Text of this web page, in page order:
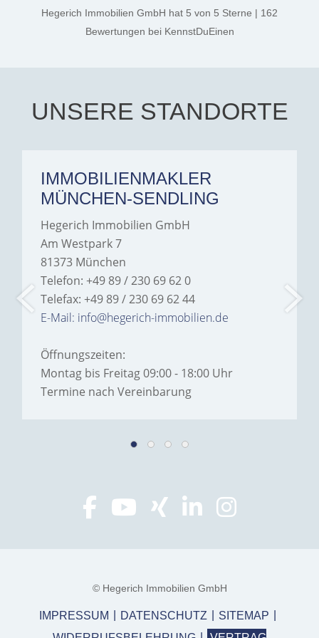
thanks, and a huge part of
the credit goes to Amelie
Jamrowâ€”she was
exceptionally professional,
Hegerich Immobilien to
anyone looking for a home.
Hegerich Immobilien GmbH hat 5 von 5 Sterne | 162
Bewertungen bei KennstDuEinen
UNSERE STANDORTE
IMMOBILIENMAKLER
MÜNCHEN-SENDLING
Hegerich Immobilien GmbH
Am Westpark 7
81373 München
Telefon: +49 89 / 230 69 62 0
Telefax: +49 89 / 230 69 62 44
E-Mail: info@hegerich-immobilien.de
Öffnungszeiten:
Montag bis Freitag 09:00 - 18:00 Uhr
Termine nach Vereinbarung
© Hegerich Immobilien GmbH
IMPRESSUM DATENSCHUTZ
SITEMAP